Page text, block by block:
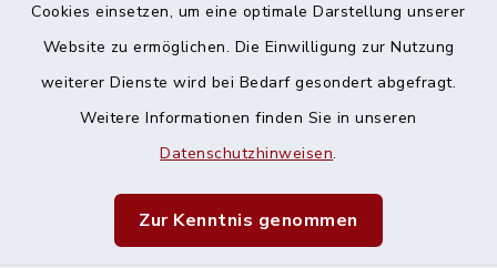
Cookies einsetzen, um eine optimale Darstellung unserer
Website zu ermöglichen. Die Einwilligung zur Nutzung
weiterer Dienste wird bei Bedarf gesondert abgefragt.
Weitere Informationen finden Sie in unseren
Datenschutzhinweisen.
Zur Kenntnis genommen
Datenschutz
Impressum
Sitemap
Cookie-Einstellungen